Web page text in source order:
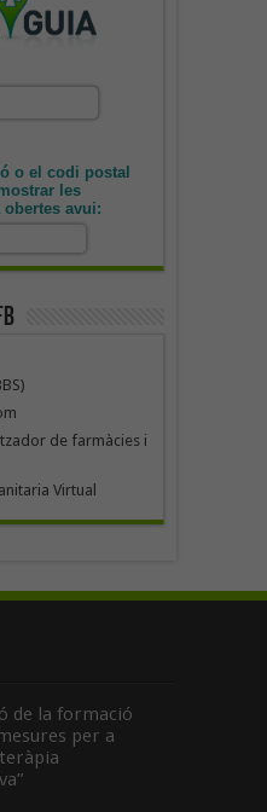
o el codi postal
les
avui:
de farmàcies i
Virtual
de la formació
per a